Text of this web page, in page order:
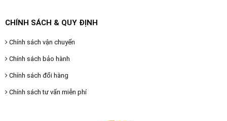
CHÍNH SÁCH & QUY ĐỊNH
Chính sách vận chuyển
Chính sách bảo hành
Chính sách đổi hàng
Chính sách tư vấn miễn phí